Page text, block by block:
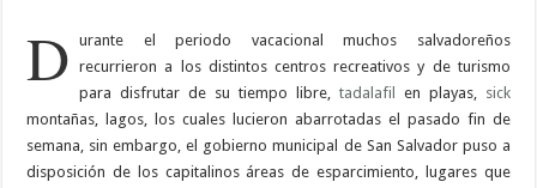
D
urante el periodo vacacional muchos salvadoreños
recurrieron a los distintos centros recreativos y de turismo
para disfrutar de su tiempo libre, tadalafil en playas, sick
montañas, lagos, los cuales lucieron abarrotadas el pasado fin de
semana, sin embargo, el gobierno municipal de San Salvador puso a
disposición de los capitalinos áreas de esparcimiento, lugares que